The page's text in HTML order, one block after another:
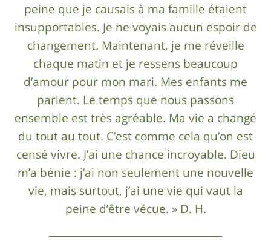
peine que je causais à ma famille étaient
insupportables. Je ne voyais aucun espoir de
changement. Maintenant, je me réveille
chaque matin et je ressens beaucoup
d’amour pour mon mari. Mes enfants me
parlent. Le temps que nous passons
ensemble est très agréable. Ma vie a changé
du tout au tout. C’est comme cela qu’on est
censé vivre. J’ai une chance incroyable. Dieu
m’a bénie : j’ai non seulement une nouvelle
vie, mais surtout, j’ai une vie qui vaut la
peine d’être vécue. » D. H.